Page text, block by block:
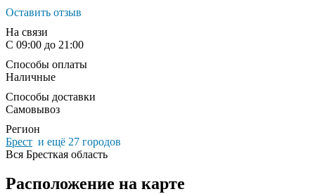
Оставить отзыв
На связи
С 09:00 до 21:00
Способы оплаты
Наличные
Способы доставки
Самовывоз
Регион
Брест и ещё 27 городов
Вся Бресткая область
Расположение на карте